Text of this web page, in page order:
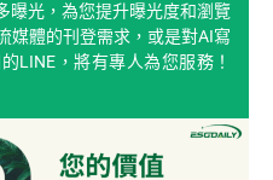
曝光，為您提升曝光度和瀏覽
媒體的刊登需求，或是對AI寫
LINE，將有專人為您服務！